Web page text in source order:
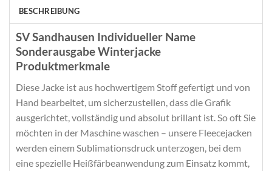
BESCHREIBUNG
SV Sandhausen Individueller Name
Sonderausgabe Winterjacke
Produktmerkmale
Diese Jacke ist aus hochwertigem Stoff gefertigt und von
Hand bearbeitet, um sicherzustellen, dass die Grafik
ausgerichtet, vollständig und absolut brillant ist. So oft Sie
möchten in der Maschine waschen – unsere Fleecejacken
werden einem Sublimationsdruck unterzogen, bei dem
eine spezielle Heißfärbeanwendung zum Einsatz kommt,